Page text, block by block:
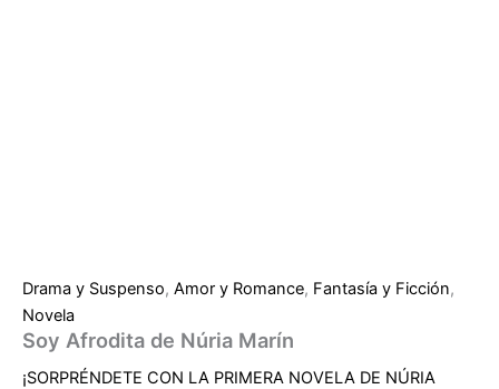
Drama y Suspenso, Amor y Romance, Fantasía y Ficción,
Novela
Soy Afrodita de Núria Marín
¡SORPRÉNDETE CON LA PRIMERA NOVELA DE NÚRIA